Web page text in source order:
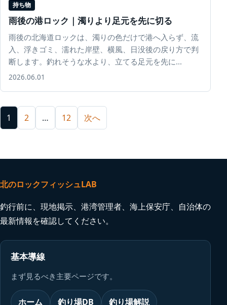
持ち物
雨後の港ロック｜濁りより足元を先に切る
雨後の北海道ロックは、濁りの色だけで港へ入らず、流
入、浮きゴミ、濡れた岸壁、横風、日没後の戻り方で判
断します。釣れそうな水より、立てる足元を先に...
2026.06.01
投稿のページ送り
1 2 … 12 次へ
北のロックフィッシュLAB
釣行前に、現地掲示、港湾管理者、海上保安庁、自治体の
最新情報を確認してください。
基本導線
まず見るべき主要ページです。
ホーム 釣り場DB 釣り場解説